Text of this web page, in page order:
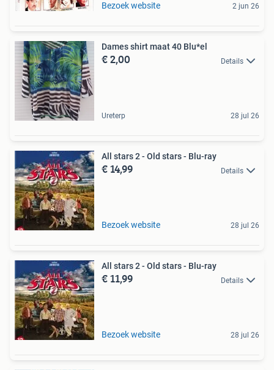
Bezoek website 2 jun 26
Dames shirt maat 40 Blu*el
€ 2,00 Details
Ureterp 28 jul 26
All stars 2 - Old stars - Blu-ray
€ 14,99 Details
Bezoek website 28 jul 26
All stars 2 - Old stars - Blu-ray
€ 11,99 Details
Bezoek website 28 jul 26